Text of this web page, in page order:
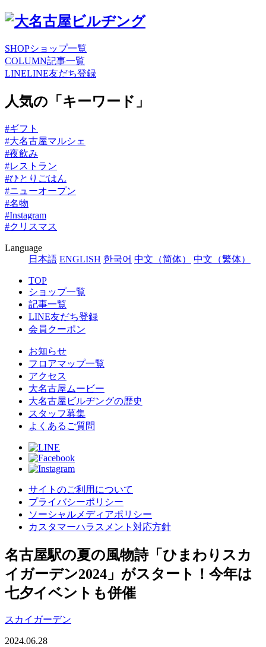
SHOPショップ一覧
COLUMN記事一覧
LINELINE友だち登録
人気の「キーワード」
#ギフト
#大名古屋マルシェ
#夜飲み
#レストラン
#ひとりごはん
#ニューオープン
#名物
#Instagram
#クリスマス
Language
日本語 ENGLISH 한국어 中文（简体） 中文（繁体）
TOP
ショップ一覧
記事一覧
LINE友だち登録
会員クーポン
お知らせ
フロアマップ一覧
アクセス
大名古屋ムービー
大名古屋ビルヂングの歴史
スタッフ募集
よくあるご質問
サイトのご利用について
プライバシーポリシー
ソーシャルメディアポリシー
カスタマーハラスメント対応方針
名古屋駅の夏の風物詩「ひまわりスカ
イガーデン2024」がスタート！今年は
七夕イベントも併催
スカイガーデン
2024.06.28